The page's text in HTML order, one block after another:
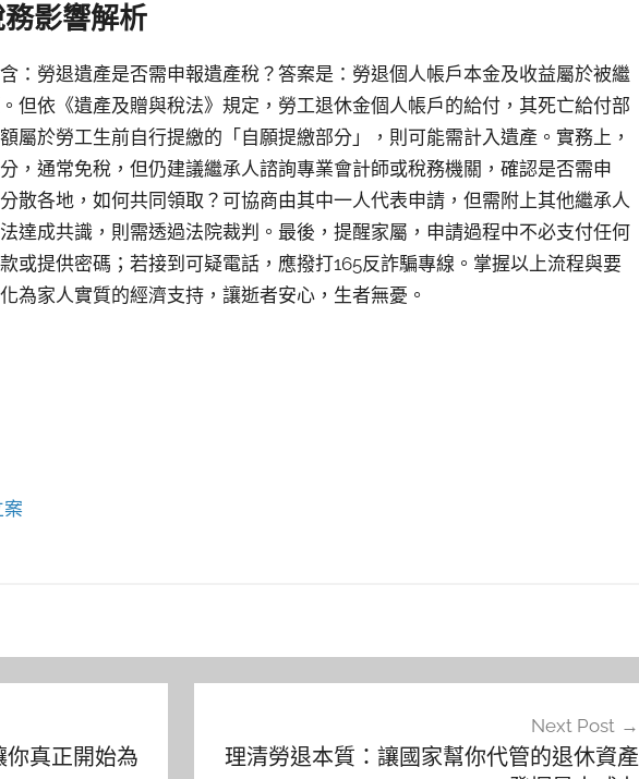
影響解析
：勞退遺產是否需申報遺產稅？答案是：勞退個人帳戶本金及收益屬於被繼
但依《遺產及贈與稅法》規定，勞工退休金個人帳戶的給付，其死亡給付部
屬於勞工生前自行提繳的「自願提繳部分」，則可能需計入遺產。實務上，
，通常免稅，但仍建議繼承人諮詢專業會計師或稅務機關，確認是否需申
散各地，如何共同領取？可協商由其中一人代表申請，但需附上其他繼承人
達成共識，則需透過法院裁判。最後，提醒家屬，申請過程中不必支付任何
或提供密碼；若接到可疑電話，應撥打165反詐騙專線。掌握以上流程與要
為家人實質的經濟支持，讓逝者安心，生者無憂。
案
真正開始為
Next Post
理清勞退本質：讓國家幫你代管的退休資產